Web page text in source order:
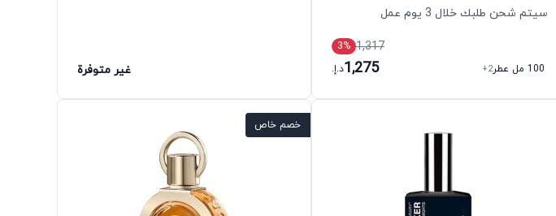
سيتم شحن طلبك خلال 3 يوم عمل
1,317
3%
100 مل عطر
+2
1,275د.إ. غير متوفرة
خصم خاص